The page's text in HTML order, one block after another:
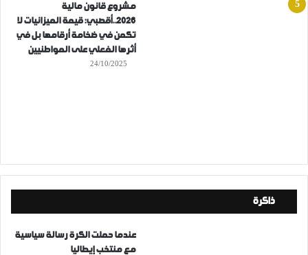
مشروع قانون مالية
2026..أقصبي: قيمة الميزانيات لا
تكمن في ضخامة أرقامها بل في
أثرها الفعلي على المواطنيين
24/10/2025
ذاكرة
عندما حملت الكرة رسالة سياسية
مع منتخب إيطاليا